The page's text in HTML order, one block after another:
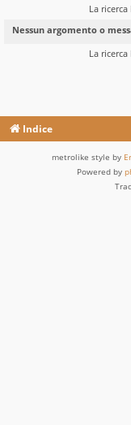
La
Nessun argomento o
La
Indice
metrolike style by
Powered by